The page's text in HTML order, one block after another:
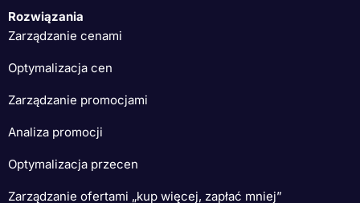
Rozwiązania
Zarządzanie cenami
Optymalizacja cen
Zarządzanie promocjami
Analiza promocji
Optymalizacja przecen
Zarządzanie ofertami „kup więcej, zapłać mniej”